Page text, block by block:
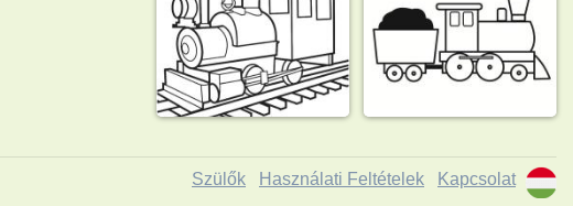
Szülők Használati Feltételek Kapcsolat